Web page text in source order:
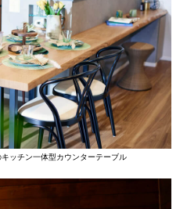
ッチン一体型カウンターテーブル